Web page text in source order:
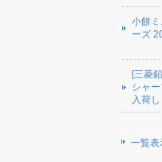
小餅ミ
ーズ
[三菱
シャ
入荷し
一覧表